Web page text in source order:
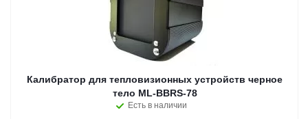
Калибратор для тепловизионных устройств черное
тело ML-BBRS-78
Есть в наличии